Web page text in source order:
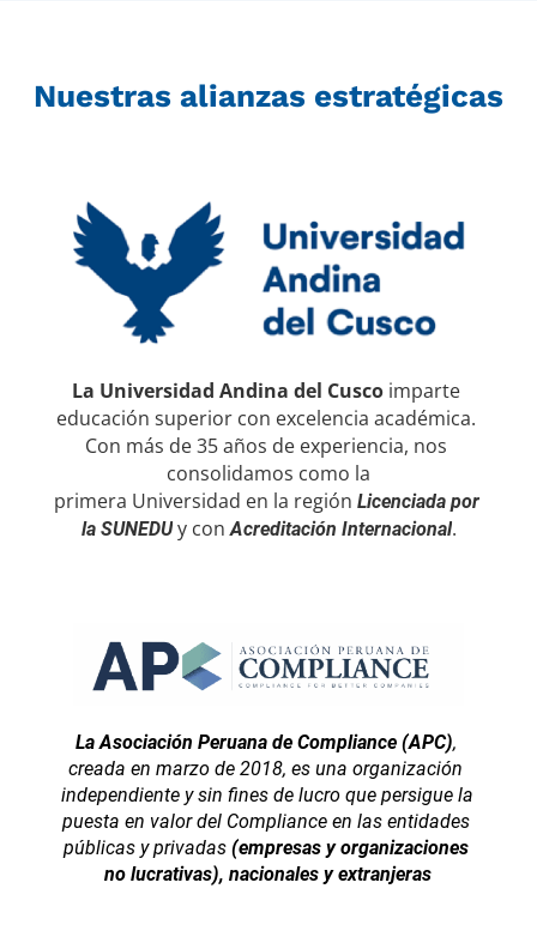
Nuestras alianzas estratégicas
La Universidad Andina del Cusco imparte
educación superior con excelencia académica.
Con más de 35 años de experiencia, nos
consolidamos como la
primera Universidad en la región Licenciada por
la SUNEDU y con Acreditación Internacional.
La Asociación Peruana de Compliance (APC),
creada en marzo de 2018, es una organización
independiente y sin fines de lucro que persigue la
puesta en valor del Compliance en las entidades
públicas y privadas (empresas y organizaciones
no lucrativas), nacionales y extranjeras